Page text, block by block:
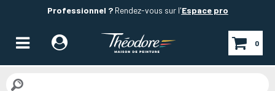
Professionnel ?Rendez-vous sur l'Espace pro
0